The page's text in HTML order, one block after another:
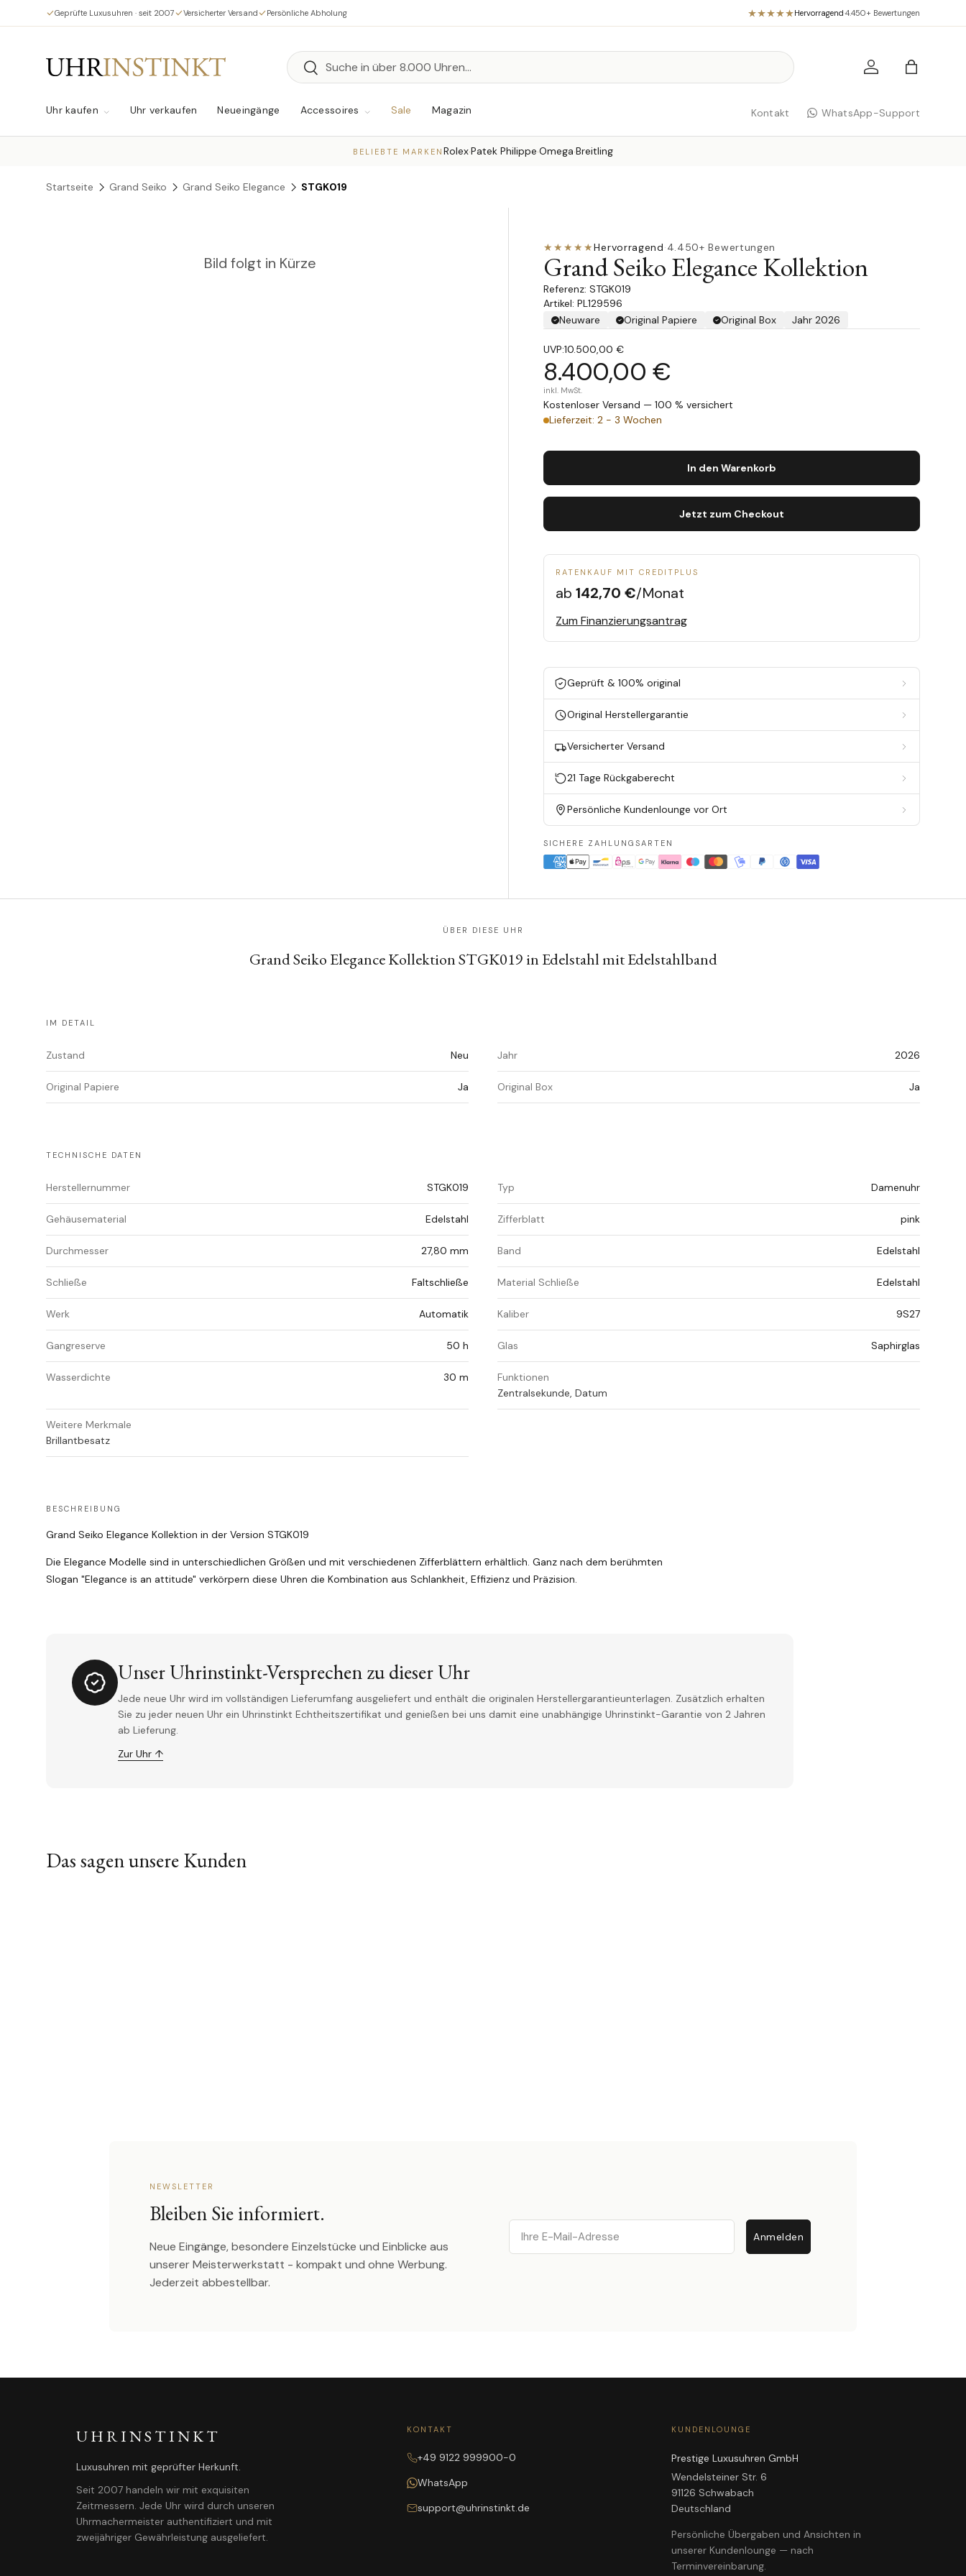
Direkt zum Inhalt
Geprüfte Luxusuhren · seit 2007 Versicherter Versand Persönliche Abholung Hervorragend·4.450+ Bewertungen
Suchen
Suchen Einloggen
Uhr kaufen Uhr verkaufen Neueingänge Accessoires Sale Magazin Kontakt WhatsApp-Support
BELIEBTE MARKEN Rolex·Patek Philippe·Omega·Breitling
Startseite Grand Seiko Grand Seiko Elegance STGK019
Bild folgt in Kürze
★★★★★Hervorragend·4.450+ Bewertungen
Grand Seiko Elegance Kollektion
STGK019
Artikel: PL129596
Neuware
Original Papiere Original Box Jahr 2026
UVP:10.500,00 €
8.400,00 €
inkl. MwSt.
Kostenloser Versand — 100 % versichert
Lieferzeit: 2 - 3 Wochen
In den Warenkorb
Jetzt zum Checkout
RATENKAUF MIT CREDITPLUS
ab142,70 €/Monat
Zum Finanzierungsantrag
Geprüft & 100% original
Original Herstellergarantie
Versicherter Versand
21 Tage Rückgaberecht
Persönliche Kundenlounge vor Ort
SICHERE ZAHLUNGSARTEN
ÜBER DIESE UHR
Grand Seiko Elegance Kollektion STGK019 in Edelstahl mit Edelstahlband
IM DETAIL
Zustand Neu Jahr 2026
Original Papiere Ja Original Box Ja
TECHNISCHE DATEN
Herstellernummer STGK019 Typ Damenuhr
Gehäusematerial Edelstahl Zifferblatt pink
Durchmesser 27,80 mm Band Edelstahl
Schließe Faltschließe Material Schließe Edelstahl
Werk Automatik Kaliber 9S27
Gangreserve 50 h Glas Saphirglas
Wasserdichte 30 m
Funktionen
Zentralsekunde, Datum
Weitere Merkmale
Brillantbesatz
BESCHREIBUNG
Grand Seiko Elegance Kollektion in der Version STGK019
Die Elegance Modelle sind in unterschiedlichen Größen und mit verschiedenen Zifferblättern erhältlich. Ganz nach dem berühmten
Slogan "Elegance is an attitude" verkörpern diese Uhren die Kombination aus Schlankheit, Effizienz und Präzision.
Unser Uhrinstinkt-Versprechen zu dieser Uhr
Jede neue Uhr wird im vollständigen Lieferumfang ausgeliefert und enthält die originalen Herstellergarantieunterlagen. Zusätzlich erhalten
Sie zu jeder neuen Uhr ein Uhrinstinkt Echtheitszertifikat und genießen bei uns damit eine unabhängige Uhrinstinkt-Garantie von 2 Jahren
ab Lieferung.
Zur Uhr ↑
Das sagen unsere Kunden
NEWSLETTER
Bleiben Sie informiert.
Neue Eingänge, besondere Einzelstücke und Einblicke aus
unserer Meisterwerkstatt - kompakt und ohne Werbung.
Jederzeit abbestellbar.
Email
Anmelden
UHRINSTINKT
Luxusuhren mit geprüfter Herkunft.
Seit 2007 handeln wir mit exquisiten
Zeitmessern. Jede Uhr wird durch unseren
Uhrmachermeister authentifiziert und mit
zweijähriger Gewährleistung ausgeliefert.
KONTAKT
+49 9122 999900-0
WhatsApp
support@uhrinstinkt.de
KUNDENLOUNGE
Prestige Luxusuhren GmbH
Wendelsteiner Str. 6
91126 Schwabach
Deutschland
Persönliche Übergaben und Ansichten in
unserer Kundenlounge — nach
Terminvereinbarung.